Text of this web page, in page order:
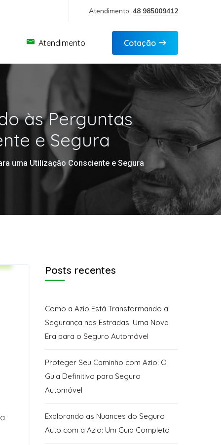
Atendimento: 48 985009412
Atendimento Cotação
às Perguntas
e Segura
uma Utilização Consciente e Segura
Posts recentes
Como a Azio Está Transformando a
Segurança nas Estradas: Uma Nova
Era para o Seguro Automóvel
Proteger Seu Caminho com Azio: O
Guia Definitivo para Seguro
Automóvel
Explorando as Nuances do Seguro
Auto com a Azio: Um Guia Completo